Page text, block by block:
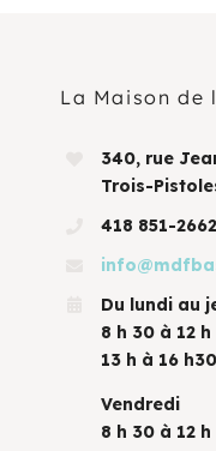
La Maison de
340, rue
Trois-
418 851-2662
Du lundi au
8 h 30 à 12 h
13 h à 16 h30
Vendredi
8 h 30 à 12 h